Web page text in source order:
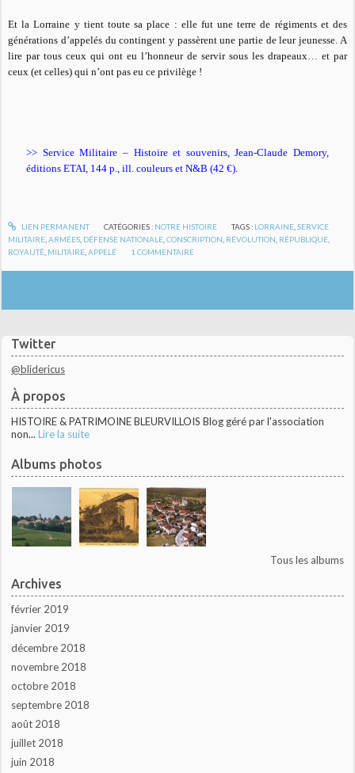
Twitter
@blidericus
À propos
HISTOIRE & PATRIMOINE BLEURVILLOIS Blog géré par l'association
non... Lire la suite
Albums photos
Tous les albums
Archives
février 2019
janvier 2019
décembre 2018
novembre 2018
octobre 2018
septembre 2018
août 2018
juillet 2018
juin 2018
Et la Lorraine y tient toute sa place : elle fut une terre de régiments et des
générations d’appelés du contingent y passèrent une partie de leur jeunesse. A
lire par tous ceux qui ont eu l’honneur de servir sous les drapeaux… et par
ceux (et celles) qui n’ont pas eu ce privilège !
>> Service Militaire – Histoire et souvenirs, Jean-Claude Demory,
éditions ETAI, 144 p., ill. couleurs et N&B (42 €).
LIEN PERMANENT CATÉGORIES : NOTRE HISTOIRE TAGS : LORRAINE ,SERVICE
MILITAIRE ,ARMÉES DÉFENSE NATIONALE ,CONSCRIPTION RÉVOLUTION RÉPUBLIQUE
ROYAUTÉ MILITAIRE ,APPELÉ 1 COMMENTAIRE